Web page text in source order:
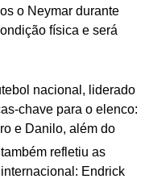
o Neymar durante
física e será
nacional, liderado
chave para o elenco:
e Danilo, além do
refletiu as
Endrick